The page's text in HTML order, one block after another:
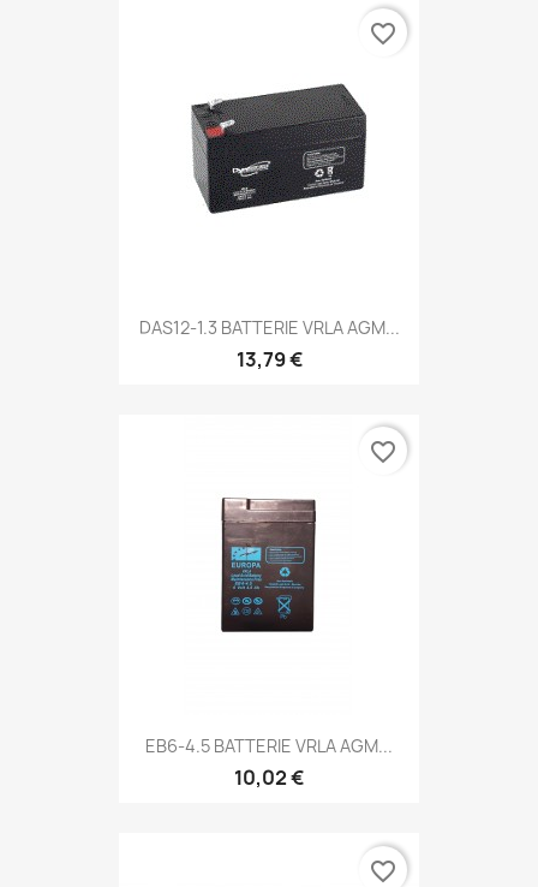
DAS12-1.3 BATTERIE VRLA AGM...
13,79 €
favorite_border
EB6-4.5 BATTERIE VRLA AGM...
10,02 €
favorite_border
favorite_border